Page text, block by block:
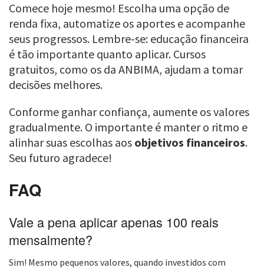
Comece hoje mesmo! Escolha uma opção de
renda fixa, automatize os aportes e acompanhe
seus progressos. Lembre-se: educação financeira
é tão importante quanto aplicar. Cursos
gratuitos, como os da ANBIMA, ajudam a tomar
decisões melhores.
Conforme ganhar confiança, aumente os valores
gradualmente. O importante é manter o ritmo e
alinhar suas escolhas aos objetivos financeiros.
Seu futuro agradece!
FAQ
Vale a pena aplicar apenas 100 reais
mensalmente?
Sim! Mesmo pequenos valores, quando investidos com